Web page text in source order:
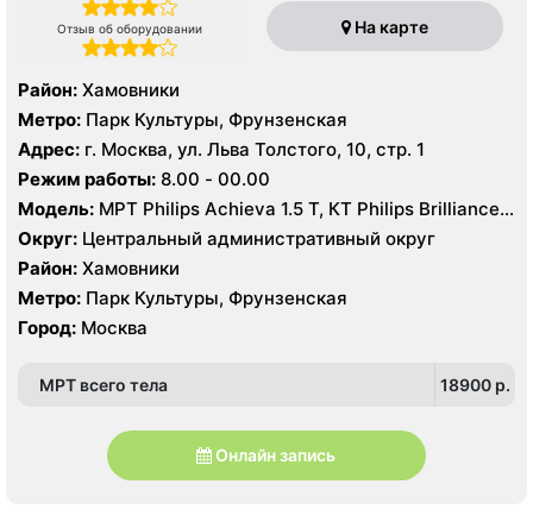
Отзыв об оборудовании На карте
Район: Хамовники
Метро: Парк Культуры, Фрунзенская
Адрес: г. Москва, ул. Льва Толстого, 10, стр. 1
Режим работы: 8.00 - 00.00
Модель: МРТ Philips Achieva 1.5 T, КТ Philips Brilliance
64 среза
Округ: Центральный административный округ
Район: Хамовники
Метро: Парк Культуры, Фрунзенская
Город: Москва
МРТ всего тела 18900 p.
Онлайн запись